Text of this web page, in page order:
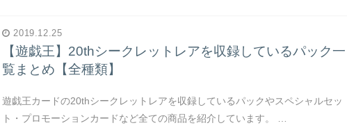
2019.12.25
【遊戯王】20thシークレットレアを収録しているパック一
覧まとめ【全種類】
遊戯王カードの20thシークレットレアを収録しているパックやスペシャルセッ
ト・プロモーションカードなど全ての商品を紹介しています。 …